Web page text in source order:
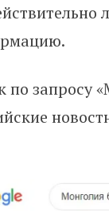
по запросу